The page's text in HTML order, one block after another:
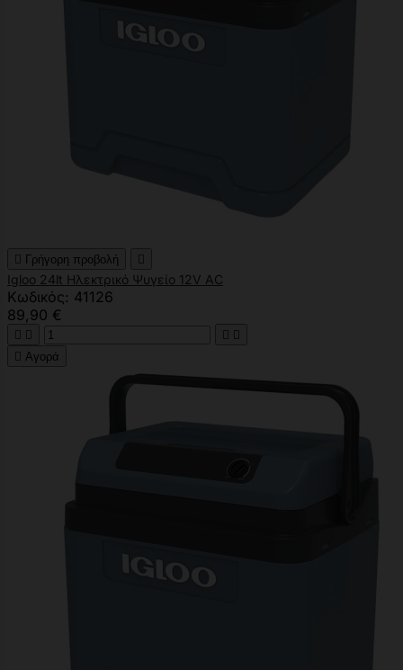
 Γρήγορη προβολή 
Igloo 24lt Ηλεκτρικό Ψυγείο 12V AC
Κωδικός: 41126
89,90 €
   
 Αγορά